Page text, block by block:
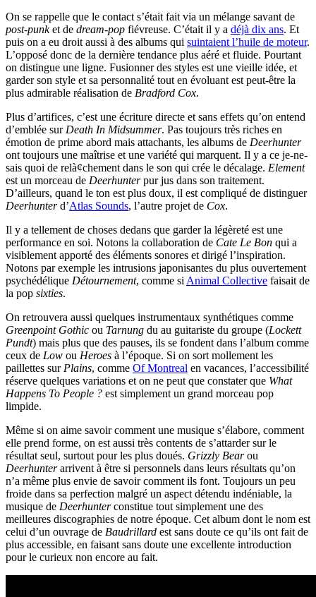
On se rappelle que le contact s’était fait via un mélange savant de
post-punket de dream-pop fiévreuse. C’était il y a déjà dix ans. Et
puis on a eu droit aussi à des albums qui suintaient l’huile de moteur.
L’opposé donc de la dernière tendance plus aéré et fluide. Pourtant
on distingue une ligne. Fusionner des styles est une vieille idée, et
garder son style et sa personnalité tout en évoluant est peut-être la
plus admirable réalisation de Bradford Cox.
Plus d’artifices, c’est une écriture directe et sans effets qu’on entend
d’emblée sur Death In Midsummer. Pas toujours très riches en
émotion de prime abord mais attachants, les albums de Deerhunter
ont toujours une maîtrise et une variété qui marquent. Il y a ce je-ne-
sais quoi de relà¢chement dans le son qui crée le décalage. Element
est un morceau de Deerhunterpur jus dans son traitement.
D’ailleurs, quand le ton est plus doux, il est compliqué de distinguer
Deerhunterd’Atlas Sounds, l’autre projet de Cox.
Il y a tellement de choses dedans que garder la légèreté est une
performance en soi. Notons la collaboration de Cate Le Bon qui a
visiblement apporté des éléments sonores et dirigé l’inspiration.
Notons par exemple les intrusions japonisantes du plus ouvertement
psychédélique Détournement, comme si Animal Collective faisait de
la pop sixties.
On retrouvera aussi quelques instrumentaux synthétiques comme
Greenpoint Gothic ou Tarnung du au guitariste du groupe (Lockett
Pundt) mais plus que des pauses, ils se fondent dans l’album comme
ceux de Low ou Heroes à l’époque. Si on sort mollement les
paillettes sur Plains, comme Of Montreal en vacances, l’accessibilité
réserve quelques variations et on ne peut que constater que What
Happens To People ? est simplement un grand morceau pop
limpide.
Même si on aime savoir comment une musique s’élabore, comment
elle prend forme, on est aussi très contents de s’attarder sur le
résultat seul, surtout pour les plus doués. Grizzly Bearou
Deerhunterarrivent à être si personnels dans leurs résultats qu’on
n’a même plus envie de savoir comment ils font. Toujours un peu
froide dans sa perfection malgré un aspect détendu indéniable, la
musique de Deerhunterconstitue tout simplement une des
meilleures discographies de notre époque. Cet album dont le nom est
celui d’un ouvrage de Baudrillard est sans doute ce qu’ils ont fait de
plus accessible, en faisant sans doute une excellente introduction
pour le curieux non encore au fait.